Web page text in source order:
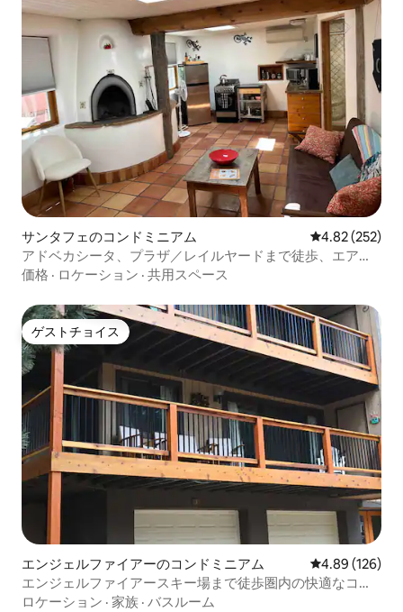
サンタフェのコンドミニアム レビュー252
4.82 (252)
アドベカシータ、プラザ／レイルヤードまで徒歩、エアコ
ン＋暖房
価格 · ロケーション · 共用スペース
ゲストチョイス
ゲストチョイス
エンジェルファイアーのコンドミニアム レビュー126
4.89 (126)
エンジェルファイアースキー場まで徒歩圏内の快適なコン
ドミニアム
ロケーション · 家族 · バスルーム